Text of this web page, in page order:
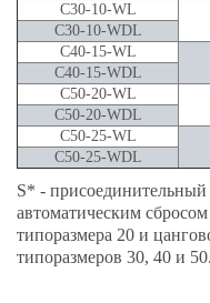
C30-10-WL
C30-10-WDL
C40-15-WL
C40-15-WDL
C50-20-WL
C50-20-WDL
C50-25-WL
C50-25-WDL
S* - присоединительный
автоматическим
типоразмера 20 и
типоразмеров 30, 40 и 50.